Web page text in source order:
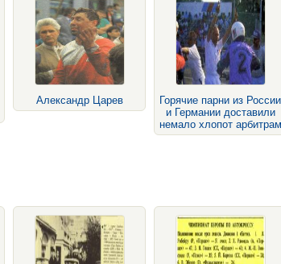
Александр Царев
Горячие парни из России
и Германии доставили
немало хлопот арбитрам